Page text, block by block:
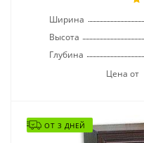
Ширина
Высота
Глубина
Цена от
ОТ 3 ДНЕЙ